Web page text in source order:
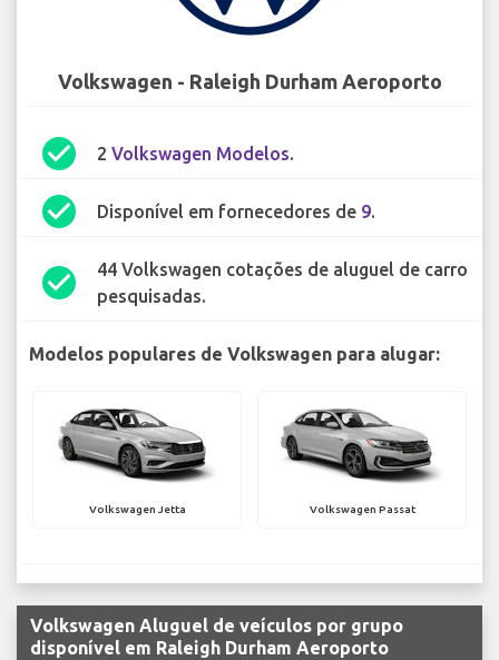
Volkswagen - Raleigh Durham Aeroporto
check_circle 2 Volkswagen Modelos.
check_circle Disponível em fornecedores de 9.
check_circle
44 Volkswagen cotações de aluguel de carro
pesquisadas.
Modelos populares de Volkswagen para alugar:
Volkswagen Jetta Volkswagen Passat
Volkswagen Aluguel de veículos por grupo
disponível em Raleigh Durham Aeroporto